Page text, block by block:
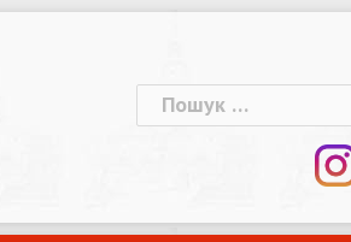
Пошук: